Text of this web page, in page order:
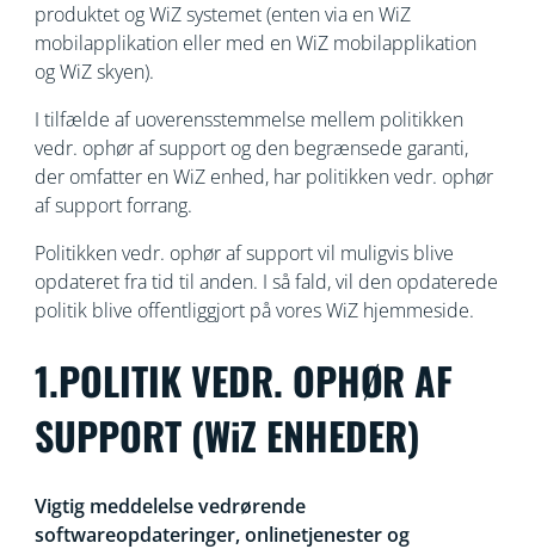
produktet og WiZ systemet (enten via en WiZ
mobilapplikation eller med en WiZ mobilapplikation
og WiZ skyen).
I tilfælde af uoverensstemmelse mellem politikken
vedr. ophør af support og den begrænsede garanti,
der omfatter en WiZ enhed, har politikken vedr. ophør
af support forrang.
Politikken vedr. ophør af support vil muligvis blive
opdateret fra tid til anden. I så fald, vil den opdaterede
politik blive offentliggjort på vores WiZ hjemmeside.
1.POLITIK VEDR. OPHØR AF
SUPPORT (WiZ ENHEDER)
Vigtig meddelelse vedrørende
softwareopdateringer, onlinetjenester og